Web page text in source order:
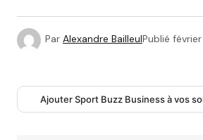
Par Alexandre BailleulPublié
Ajouter Sport Buzz Business à vos